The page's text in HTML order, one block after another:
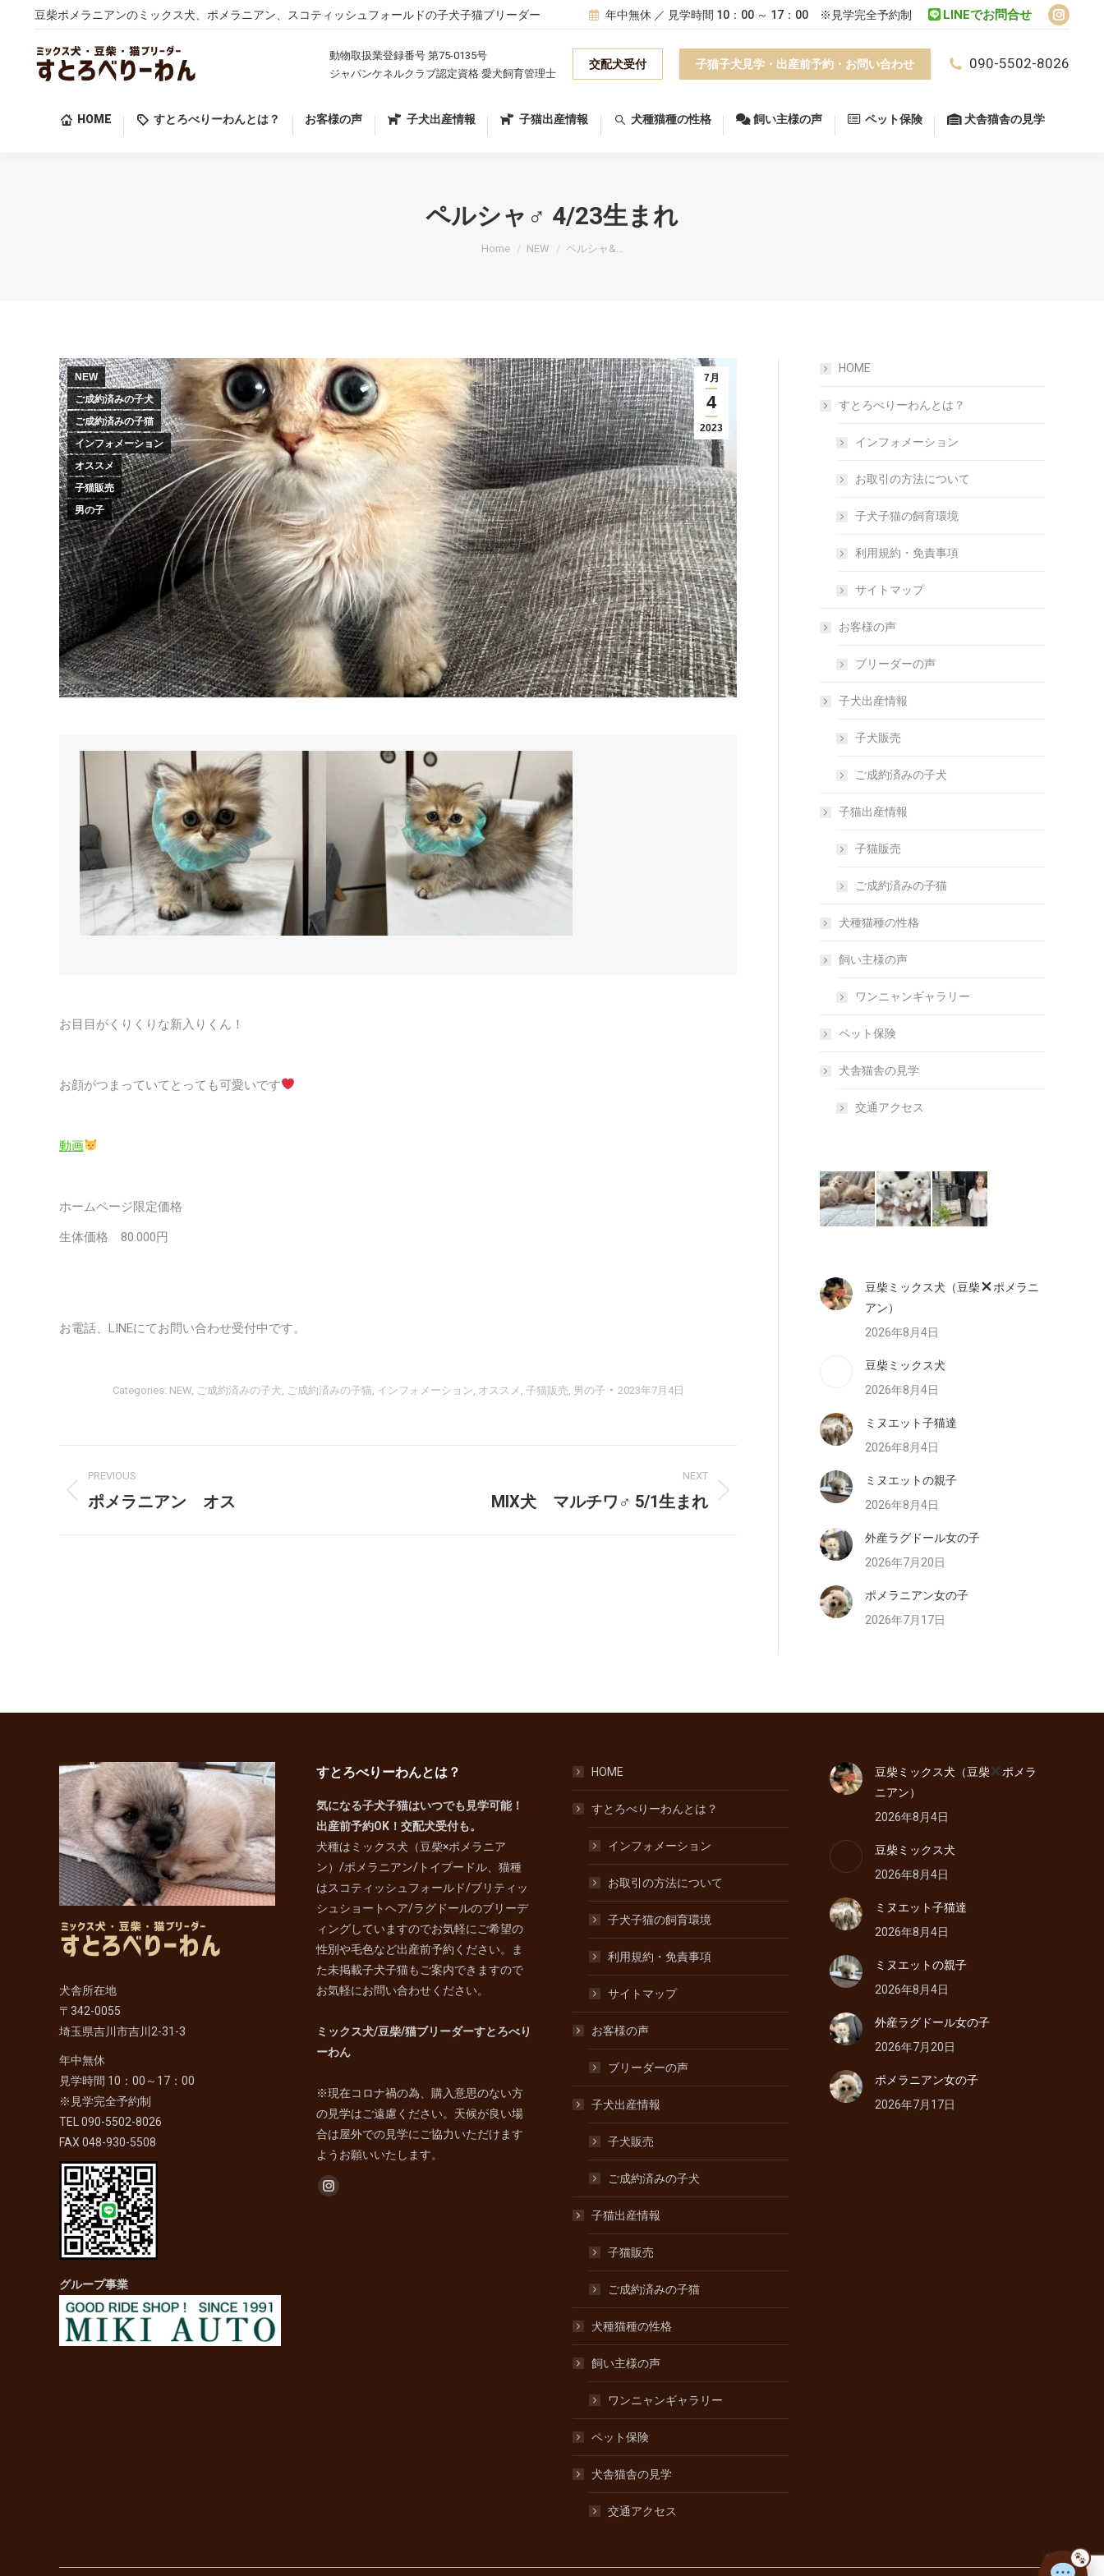
豆柴ポメラニアンのミックス犬、ポメラニアン、スコティッシュフォールドの子犬子猫ブリーダー 年中無休 ／ 見学時間 10：00 ～ 17：00 ※見学完全予約制 LINEでお問合せ
opens
動物取扱業登録番号 第75-0135号
ジャパンケネルクラブ認定資格 愛犬飼育管理士
交配犬受付 子猫子犬見学・出産前予約・お問い合わせ 090-5502-8026
HOME すとろべりーわんとは？ お客様の声 子犬出産情報 子猫出産情報 犬種猫種の性格 飼い主様の声 ペット保険 犬舎猫舎の見学
ペルシャ♂ 4/23生まれ
You are here:
Home NEW ペルシャ&…
7月
4
2023
NEW
ご成約済みの子犬
ご成約済みの子猫
インフォメーション
オススメ
子猫販売
男の子
お目目がくりくりな新入りくん！
お顔がつまっていてとっても可愛いです
動画
ホームページ限定価格
生体価格 80.000円
お電話、LINEにてお問い合わせ受付中です。
Categories: NEW, ご成約済みの子犬 ご成約済みの子猫 インフォメーション オススメ 子猫販売 男の子 2023年7月4日
navigation
PREVIOUS
Previous
ポメラニアン オス
NEXT
MIX犬 マルチワ♂ 5/1生まれ
HOME
すとろべりーわんとは？
インフォメーション
お取引の方法について
子犬子猫の飼育環境
利用規約・免責事項
サイトマップ
お客様の声
ブリーダーの声
子犬出産情報
子犬販売
ご成約済みの子犬
子猫出産情報
子猫販売
ご成約済みの子猫
犬種猫種の性格
飼い主様の声
ワンニャンギャラリー
ペット保険
犬舎猫舎の見学
交通アクセス
豆柴ミックス犬（豆柴
ポメラニ
アン）
2026年8月4日
豆柴ミックス犬
2026年8月4日
ミヌエット子猫達
2026年8月4日
ミヌエットの親子
2026年8月4日
外産ラグドール女の子
2026年7月20日
ポメラニアン女の子
2026年7月17日
犬舎所在地
〒342-0055
埼玉県吉川市吉川2-31-3
年中無休
見学時間 10：00～17：00
※見学完全予約制
TEL 090-5502-8026
FAX 048-930-5508
グループ事業
すとろべりーわんとは？
気になる子犬子猫はいつでも見学可能！
出産前予約OK！交配犬受付も。
犬種はミックス犬（豆柴×ポメラニア
ン）/ポメラニアン/トイプードル、猫種
はスコティッシュフォールド/ブリティッ
シュショートヘア/ラグドールのブリーデ
ィングしていますのでお気軽にご希望の
性別や毛色など出産前予約ください。ま
た未掲載子犬子猫もご案内できますので
お気軽にお問い合わせください。
ミックス犬/豆柴/猫ブリーダーすとろべり
ーわん
※現在コロナ禍の為、購入意思のない方
の見学はご遠慮ください。天候が良い場
合は屋外での見学にご協力いただけます
ようお願いいたします。
Find us on:
Instagram
HOME
すとろべりーわんとは？
インフォメーション
お取引の方法について
子犬子猫の飼育環境
利用規約・免責事項
サイトマップ
お客様の声
ブリーダーの声
子犬出産情報
子犬販売
ご成約済みの子犬
子猫出産情報
子猫販売
ご成約済みの子猫
犬種猫種の性格
飼い主様の声
ワンニャンギャラリー
ペット保険
犬舎猫舎の見学
交通アクセス
豆柴ミックス犬（豆柴
ポメラ
ニアン）
2026年8月4日
豆柴ミックス犬
2026年8月4日
ミヌエット子猫達
2026年8月4日
ミヌエットの親子
2026年8月4日
外産ラグドール女の子
2026年7月20日
ポメラニアン女の子
2026年7月17日
HOME すとろべりーわんとは？ お客様の声 子犬出産情報 子猫出産情報 犬種猫種の性格 飼い主様の声 ペット保険 犬舎猫舎の見学